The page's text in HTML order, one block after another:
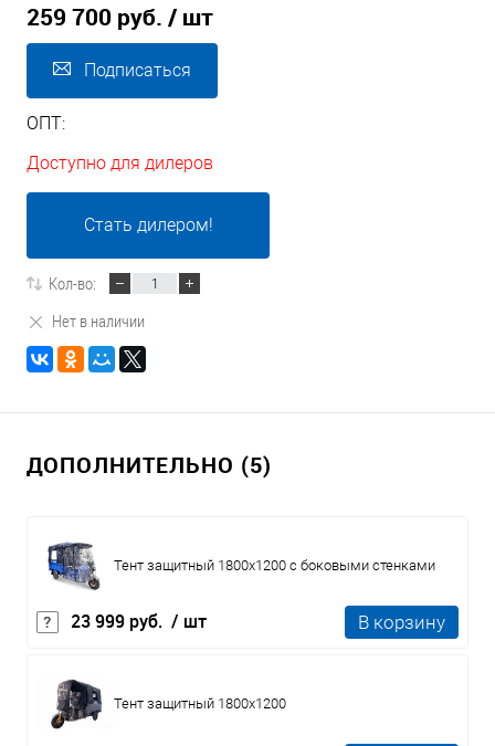
259 700 руб. / шт
Подписаться
ОПТ:
Доступно для дилеров
Стать дилером!
Кол-во:
Нет в наличии
ДОПОЛНИТЕЛЬНО (5)
Тент защитный 1800x1200 с боковыми стенками
23 999 руб. / шт В корзину
Тент защитный 1800x1200